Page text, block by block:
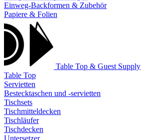
Einweg-Backformen & Zubehör
Papiere & Folien
Table Top & Guest Supply
Table Top
Servietten
Bestecktaschen und -servietten
Tischsets
Tischmitteldecken
Tischläufer
Tischdecken